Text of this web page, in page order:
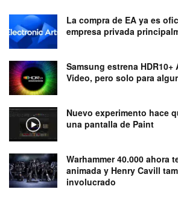
La compra de EA ya es
empresa privada
Samsung estrena HDR10+
Video, pero solo para
Nuevo experimento hace
una pantalla de Paint
Warhammer 40.000 ahora
animada y Henry Cavill
involucrado